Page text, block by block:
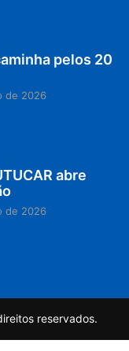
pelos 20
de 2026
abre
de 2026
reservados.